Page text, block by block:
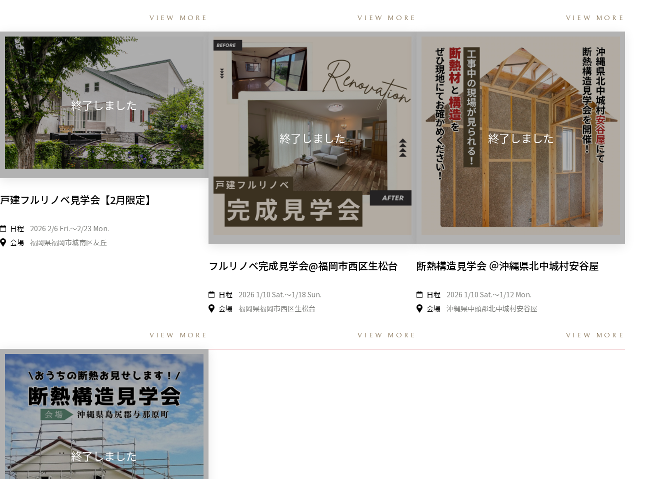
VIEW MORE VIEW MORE VIEW MORE
戸建フルリノベ見学会【2月限定】
日程
2026 2/6 Fri.〜2/23 Mon.
会場
福岡県福岡市城南区友丘
VIEW MORE
フルリノベ完成見学会@福岡市西区生松台
日程
2026 1/10 Sat.〜1/18 Sun.
会場
福岡県福岡市西区生松台
VIEW MORE
断熱構造見学会 ＠沖縄県北中城村安谷屋
日程
2026 1/10 Sat.〜1/12 Mon.
会場
沖縄県中頭郡北中城村安谷屋
VIEW MORE